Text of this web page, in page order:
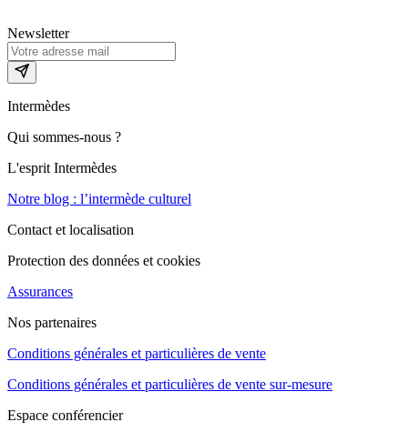
Newsletter
Intermèdes
Qui sommes-nous ?
L'esprit Intermèdes
Notre blog : l’intermède culturel
Contact et localisation
Protection des données et cookies
Assurances
Nos partenaires
Conditions générales et particulières de vente
Conditions générales et particulières de vente sur-mesure
Espace conférencier